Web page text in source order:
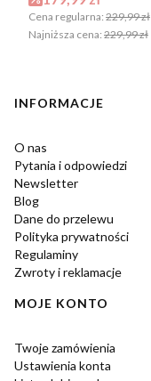
Cena regularna: 229,99 zł
Najniższa cena: 229,99 zł
Linki w stopce
INFORMACJE
O nas
Pytania i odpowiedzi
Newsletter
Blog
Dane do przelewu
Polityka prywatności
Regulaminy
Zwroty i reklamacje
MOJE KONTO
Twoje zamówienia
Ustawienia konta